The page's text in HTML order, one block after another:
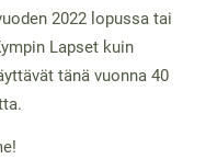
2022 lopussa tai
Lapset kuin
tänä vuonna 40